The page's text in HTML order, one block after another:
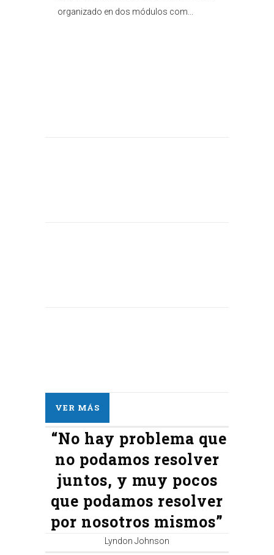
organizado en dos módulos com...
VER MÁS
“No hay problema que
no podamos resolver
juntos, y muy pocos
que podamos resolver
por nosotros mismos”
Lyndon Johnson